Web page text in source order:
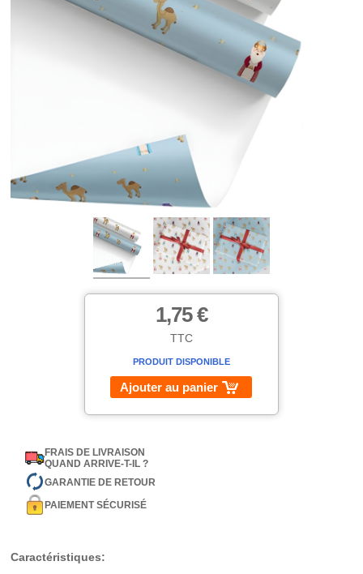
1,75 €
TTC
PRODUIT DISPONIBLE
Ajouter au panier
FRAIS DE LIVRAISON
QUAND ARRIVE-T-IL ?
GARANTIE DE RETOUR
PAIEMENT SÉCURISÉ
Caractéristiques: